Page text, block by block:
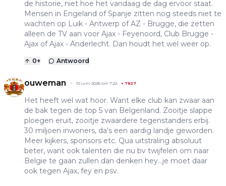
de historie, niet hoe het vandaag de dag ervoor staat.
Mensen in Engeland of Spanje zitten nog steeds niet te
wachten op Luik - Antwerp of AZ - Brugge, die zetten
alleen de TV aan voor Ajax - Feyenoord, Club Brugge -
Ajax of Ajax - Anderlecht. Dan houdt het wel weer op.
0+ Antwoord
ouweman 10 juni 2026 om 7:22 + 7827
Het heeft wel wat hoor. Want elke club kan zwaar aan
de bak tegen de top 5 van Belgenland. Zooitje slappe
ploegen eruit, zooitje zwaardere tegenstanders erbij.
30 miljoen inwoners, da's een aardig landje geworden.
Meer kijkers, sponsors etc. Qua uitstraling absoluut
beter, want ook talenten die nu bv twijfelen om naar
Belgie te gaan zullen dan denken hey...je moet daar
ook tegen Ajax, fey en psv.